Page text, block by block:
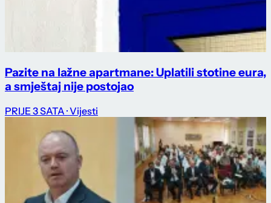
Pazite na lažne apartmane: Uplatili stotine eura,
a smještaj nije postojao
PRIJE 3 SATA · Vijesti